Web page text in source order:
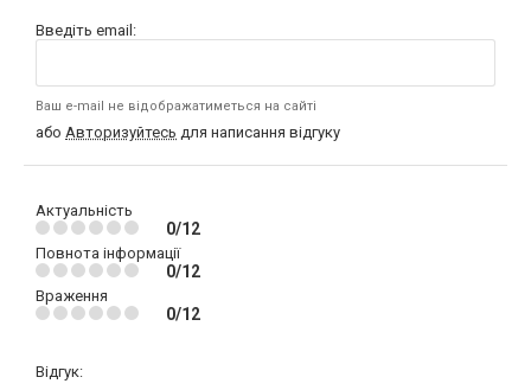
Введіть email:
Ваш e-mail не відображатиметься на сайті
або Авторизуйтесь для написання відгуку
Актуальність
0/12
Повнота інформації
0/12
Враження
0/12
Відгук: